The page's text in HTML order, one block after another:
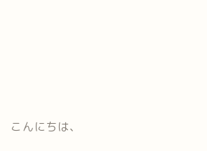
こんにちは、